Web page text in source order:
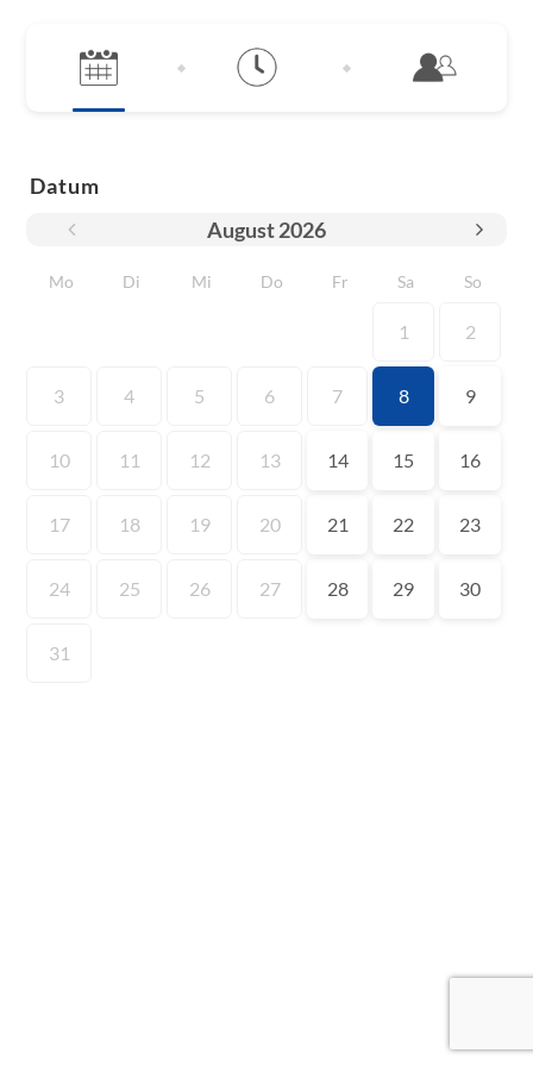
Datum
August2026
Mo Di Mi Do Fr Sa So
1 2
3 4 5 6 7 8 9
10 11 12 13 14 15 16
17 18 19 20 21 22 23
24 25 26 27 28 29 30
31